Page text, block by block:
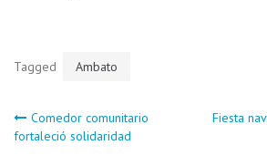
Tagged Ambato
Navegación
Comedor comunitario
fortaleció solidaridad
Fiesta